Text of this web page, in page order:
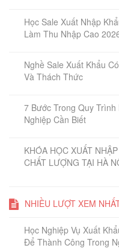
Học Sale Xuất Nhập
Làm Thu Nhập Cao
Nghề Sale Xuất Khẩu
Và Thách Thức
7 Bước Trong Quy
Nghiệp Cần Biết
KHÓA HỌC XUẤT
CHẤT LƯỢNG TẠI HÀ
NHIỀU LƯỢT XEM
Học Nghiệp Vụ Xuất
Để Thành Công Trong